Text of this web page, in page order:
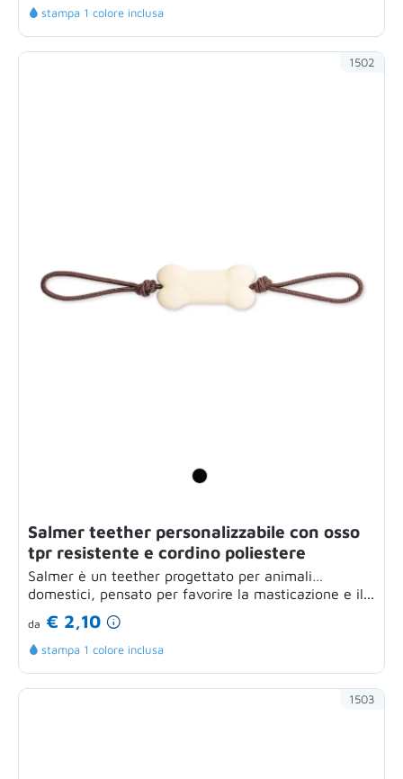
stampa 1 colore inclusa
1502
Salmer teether personalizzabile con osso
tpr resistente e cordino poliestere
Salmer è un teether progettato per animali
domestici, pensato per favorire la masticazione e il...
da € 2,10
stampa 1 colore inclusa
1503